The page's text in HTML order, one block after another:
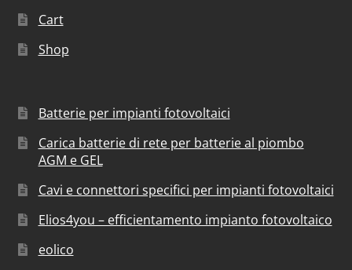
Cart
Shop
Batterie per impianti fotovoltaici
Carica batterie di rete per batterie al piombo
AGM e GEL
Cavi e connettori specifici per impianti fotovoltaici
Elios4you – efficientamento impianto fotovoltaico
eolico